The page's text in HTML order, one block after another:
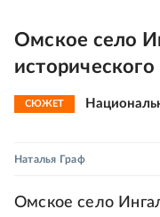
Омское село
СЮЖЕТ
Наталья Граф
Омское село